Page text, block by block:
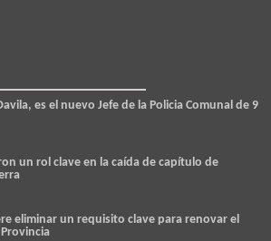
es el nuevo Jefe de la Policia Comunal de 9
un rol clave en la caída de capítulo de
eliminar un requisito clave para renovar el